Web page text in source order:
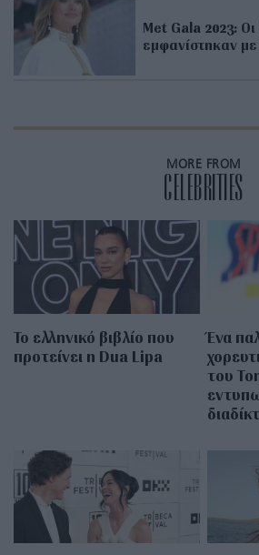
Met Gala 2023:
εμφανίστηκαν
MORE FROM
CELEBRITIES
Το ελληνικό βιβλίο που
προτείνει η Dua Lipa
Ένα
του